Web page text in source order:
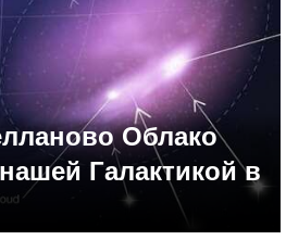
Облако
Галактикой в